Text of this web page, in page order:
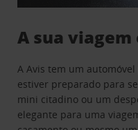
A sua viagem
A Avis tem um
estiver preparado para
mini citadino ou um
elegante para uma